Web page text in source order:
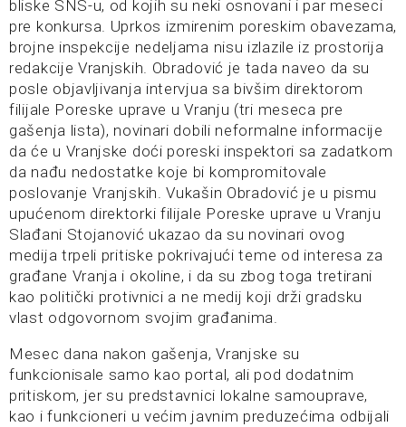
bliske SNS-u, od kojih su neki osnovani i par meseci
pre konkursa. Uprkos izmirenim poreskim obavezama,
brojne inspekcije nedeljama nisu izlazile iz prostorija
redakcije Vranjskih. Obradović je tada naveo da su
posle objavljivanja intervjua sa bivšim direktorom
filijale Poreske uprave u Vranju (tri meseca pre
gašenja lista), novinari dobili neformalne informacije
da će u Vranjske doći poreski inspektori sa zadatkom
da nađu nedostatke koje bi kompromitovale
poslovanje Vranjskih. Vukašin Obradović je u pismu
upućenom direktorki filijale Poreske uprave u Vranju
Slađani Stojanović ukazao da su novinari ovog
medija trpeli pritiske pokrivajući teme od interesa za
građane Vranja i okoline, i da su zbog toga tretirani
kao politički protivnici a ne medij koji drži gradsku
vlast odgovornom svojim građanima.
Mesec dana nakon gašenja, Vranjske su
funkcionisale samo kao portal, ali pod dodatnim
pritiskom, jer su predstavnici lokalne samouprave,
kao i funkcioneri u većim javnim preduzećima odbijali